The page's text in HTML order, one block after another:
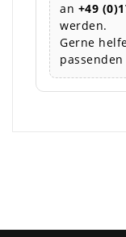
an +49
werden.
Gerne